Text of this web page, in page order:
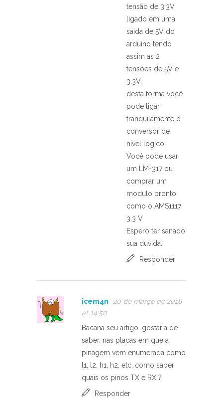
tensão de 3.3V
ligado em uma
saida de 5V do
arduino tendo
assim as 2
tensões de 5V e
3.3V.
desta forma você
pode ligar
tranquilamente o
conversor de
nível logico.
Você pode usar
um LM-317 ou
comprar um
modulo pronto
como o AMS1117
3.3 V
Espero ter sanado
sua duvida.
Responder
icem4n
20 de março de 2018
at 14:50
Bacana seu artigo. gostaria de
saber, nas placas em que a
pinagem vem enumerada como
l1, l2, h1, h2, etc, como saber
quais os pinos TX e RX ?
Responder